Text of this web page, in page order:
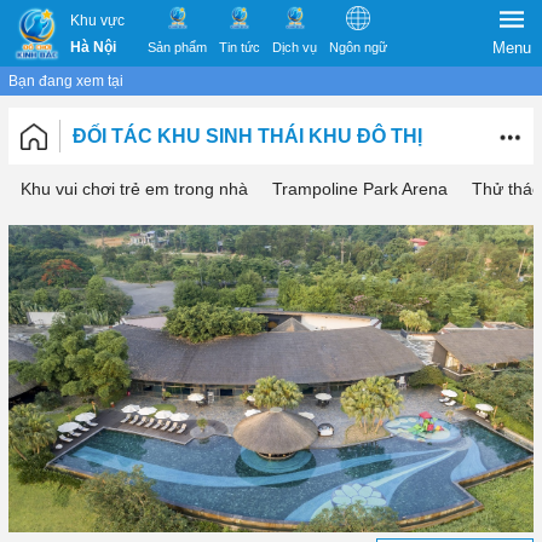
Khu vực
Hà Nội
Sản phẩm Tin tức Dịch vụ Ngôn ngữ Menu
Bạn đang xem tại
ĐỐI TÁC KHU SINH THÁI KHU ĐÔ THỊ
Khu vui chơi trẻ em trong nhà Trampoline Park Arena Thử